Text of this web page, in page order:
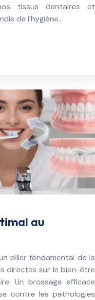
tissus dentaires et
de l’hygiène…
au
pilier fondamental de la
directes sur le bien-être
Un brossage efficace
contre les pathologies